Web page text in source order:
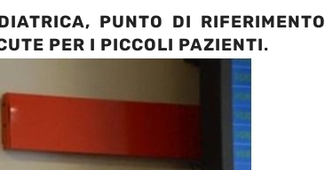
PUNTO DI RIFERIMENTO
PER I PICCOLI PAZIENTI.